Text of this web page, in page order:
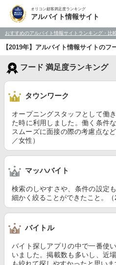
オリコン顧客満足度ランキング
アルバイト情報サイト
おすすめのアルバイト情報サイトランキング・比
【2019年】アルバイト情報サイトのフ
フード 満足度ランキング
タウンワーク
オープニングスタッフとして働
た時に利用しました。働く条件
スムーズに面接の際の考慮点な
／女性）
マッハバイト
検索のしやすさや、条件の設定
細かく絞ることができたこと。（
バイトル
バイト探しアプリの中で一番使
いました。掲載数も多いし、近